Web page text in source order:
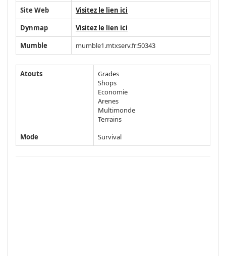
Site Web
Visitez le lien ici
Dynmap
Visitez le lien ici
Mumble
mumble1.mtxserv.fr:50343
Atouts
Grades
Shops
Economie
Arenes
Multimonde
Terrains
Mode
Survival